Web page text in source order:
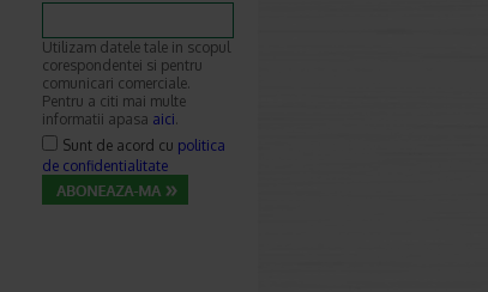
Utilizam datele tale in scopul
corespondentei si pentru
comunicari comerciale.
Pentru a citi mai multe
informatii apasa aici.
Sunt de acord cu politica
de confidentialitate